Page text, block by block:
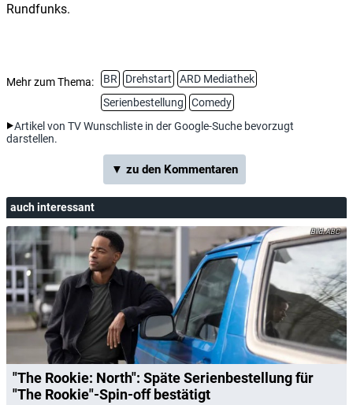
Rundfunks.
Mehr zum Thema: BR Drehstart
ARD Mediathek
Serienbestellung
Comedy
Artikel von TV Wunschliste in der Google-Suche bevorzugt
darstellen.
▼ zu den Kommentaren
auch interessant
ABC
"The Rookie: North": Späte Serienbestellung für
"The Rookie"-Spin-off bestätigt